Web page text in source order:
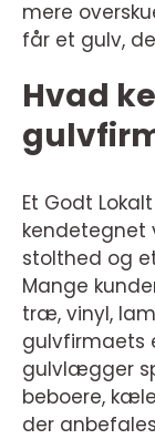
mere
får et gulv,
Hvad
Et Godt
kendetegnet
stolthed og
Mange
træ, vinyl,
gulvfirmaets
gulvlægger
beboere,
der